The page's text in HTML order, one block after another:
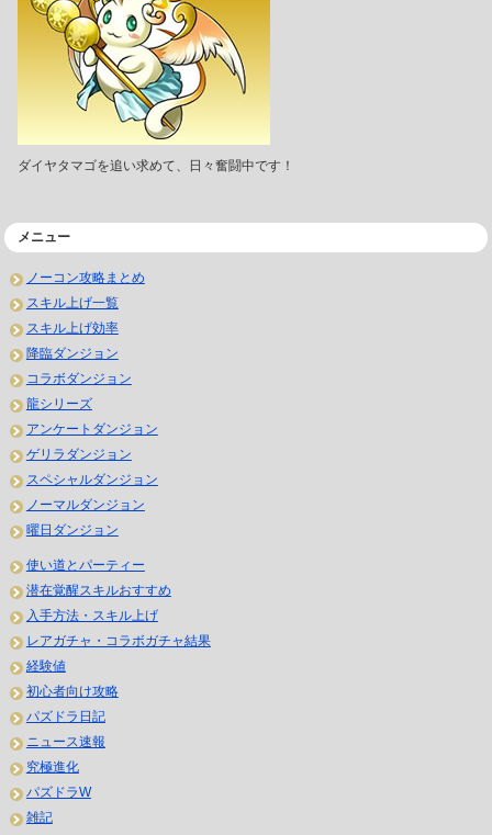
ダイヤタマゴを追い求めて、日々奮闘中です！
メニュー
ノーコン攻略まとめ
スキル上げ一覧
スキル上げ効率
降臨ダンジョン
コラボダンジョン
龍シリーズ
アンケートダンジョン
ゲリラダンジョン
スペシャルダンジョン
ノーマルダンジョン
曜日ダンジョン
使い道とパーティー
潜在覚醒スキルおすすめ
入手方法・スキル上げ
レアガチャ・コラボガチャ結果
経験値
初心者向け攻略
パズドラ日記
ニュース速報
究極進化
パズドラW
雑記